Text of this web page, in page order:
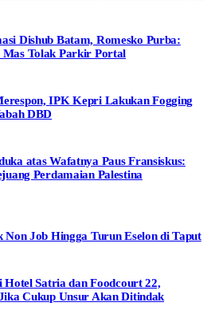
Dishub Batam, Romesko Purba:
Tolak Parkir Portal
IPK Kepri Lakukan Fogging
DBD
atas Wafatnya Paus Fransiskus:
Perdamaian Palestina
Non Job Hingga Turun Eselon di Taput
Hotel Satria dan Foodcourt 22,
Cukup Unsur Akan Ditindak